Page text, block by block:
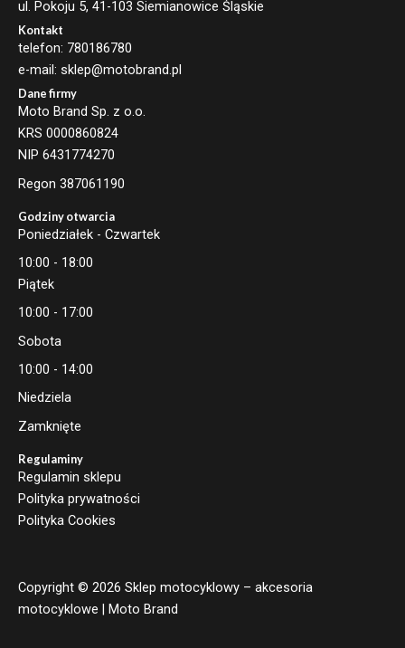
ul. Pokoju 5, 41-103 Siemianowice Śląskie
Kontakt
telefon: 780186780
e-mail: sklep@motobrand.pl
Dane firmy
Moto Brand Sp. z o.o.
KRS 0000860824
NIP 6431774270
Regon 387061190
Godziny otwarcia
Poniedziałek - Czwartek
10:00 - 18:00
Piątek
10:00 - 17:00
Sobota
10:00 - 14:00
Niedziela
Zamknięte
Regulaminy
Regulamin sklepu
Polityka prywatności
Polityka Cookies
Copyright © 2026 Sklep motocyklowy – akcesoria
motocyklowe | Moto Brand